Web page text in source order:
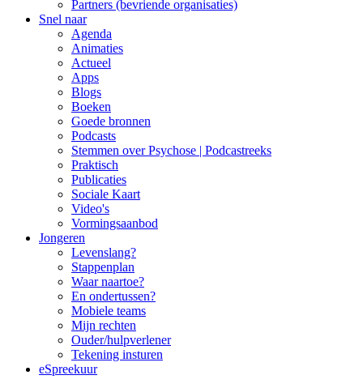
Partners (bevriende organisaties)
Snel naar
Agenda
Animaties
Actueel
Apps
Blogs
Boeken
Goede bronnen
Podcasts
Stemmen over Psychose | Podcastreeks
Praktisch
Publicaties
Sociale Kaart
Video's
Vormingsaanbod
Jongeren
Levenslang?
Stappenplan
Waar naartoe?
En ondertussen?
Mobiele teams
Mijn rechten
Ouder/hulpverlener
Tekening insturen
eSpreekuur